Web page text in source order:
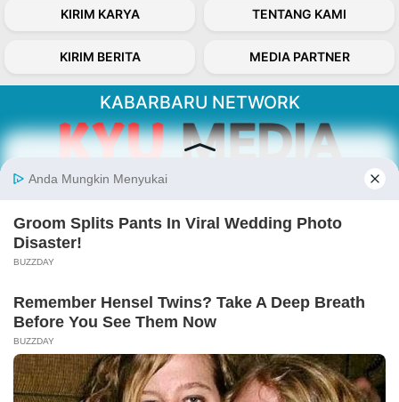
KIRIM KARYA TENTANG KAMI
KIRIM BERITA MEDIA PARTNER
KABARBARU NETWORK
Follow Kabarbaru